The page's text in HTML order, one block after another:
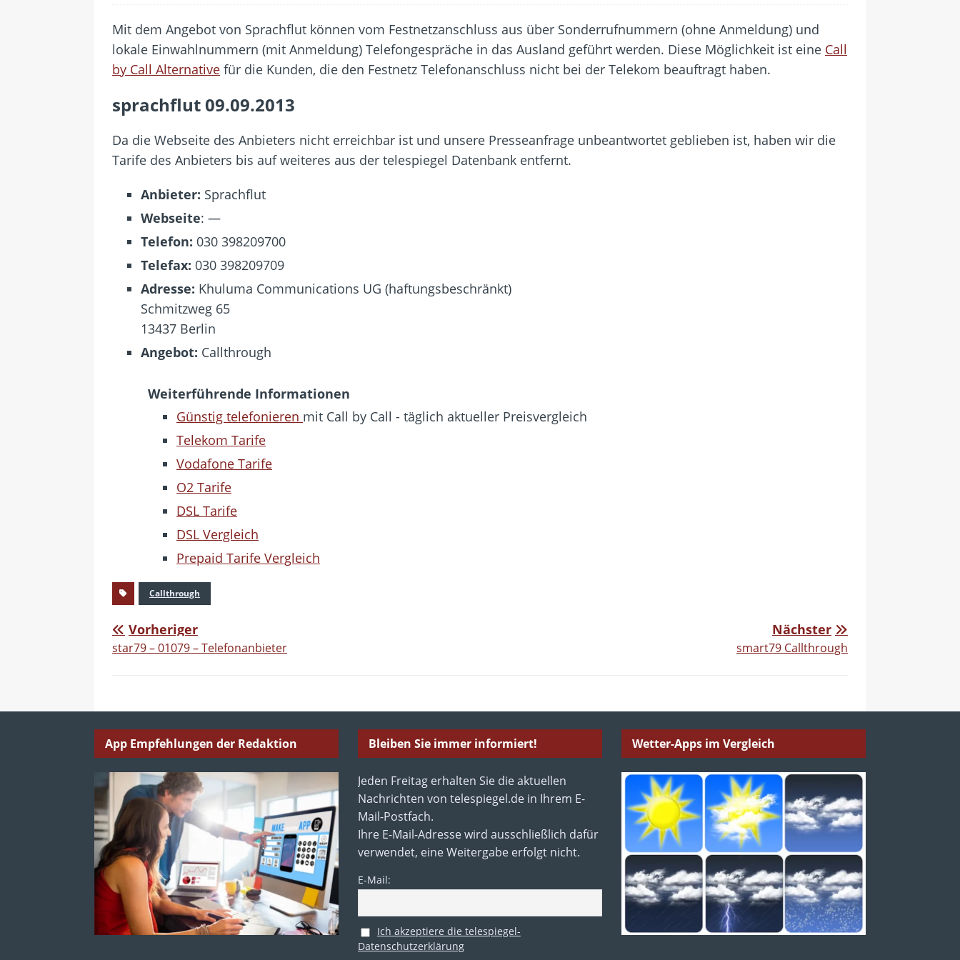
[ 22. Juli 2026 ] WhatsApp macht die Handynummer unsichtbar – Die Benutzernamen kommen
[ 21. Juli 2026 ] Wichtiges BGH-Urteil – Verbraucherrechte bei Online-Kündigung gestärkt
[ 20. Juli 2026 ] BKA zerschlägt weltweit aktive Phishing-Plattform „Kratos“ – Hunderttausende Opfer
betroffen
Mit dem Angebot von Sprachflut können vom Festnetzanschluss aus über Sonderrufnummern (ohne Anmeldung) und
lokale Einwahlnummern (mit Anmeldung) Telefongespräche in das Ausland geführt werden. Diese Möglichkeit ist eine Call
by Call Alternative für die Kunden, die den Festnetz Telefonanschluss nicht bei der Telekom beauftragt haben.
sprachflut 09.09.2013
Da die Webseite des Anbieters nicht erreichbar ist und unsere Presseanfrage unbeantwortet geblieben ist, haben wir die
Tarife des Anbieters bis auf weiteres aus der telespiegel Datenbank entfernt.
Anbieter: Sprachflut
Webseite: —
Telefon: 030 398209700
Telefax: 030 398209709
Adresse: Khuluma Communications UG (haftungsbeschränkt)
Schmitzweg 65
13437 Berlin
Angebot: Callthrough
Weiterführende Informationen
Günstig telefonieren mit Call by Call - täglich aktueller Preisvergleich
Telekom Tarife
Vodafone Tarife
O2 Tarife
DSL Tarife
DSL Vergleich
Prepaid Tarife Vergleich
Callthrough
Vorheriger
star79 – 01079 – Telefonanbieter
Nächster
smart79 Callthrough
App Empfehlungen der Redaktion Bleiben Sie immer informiert!
Jeden Freitag erhalten Sie die aktuellen
Nachrichten von telespiegel.de in Ihrem E-
Mail-Postfach.
Ihre E-Mail-Adresse wird ausschließlich dafür
verwendet, eine Weitergabe erfolgt nicht.
E-Mail:
Ich akzeptiere die telespiegel-
Datenschutzerklärung
Wetter-Apps im Vergleich